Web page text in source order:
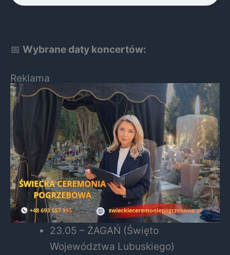
📅 Wybrane daty koncertów:
Reklama
23.05 – ŻAGAŃ (Święto
Województwa Lubuskiego)